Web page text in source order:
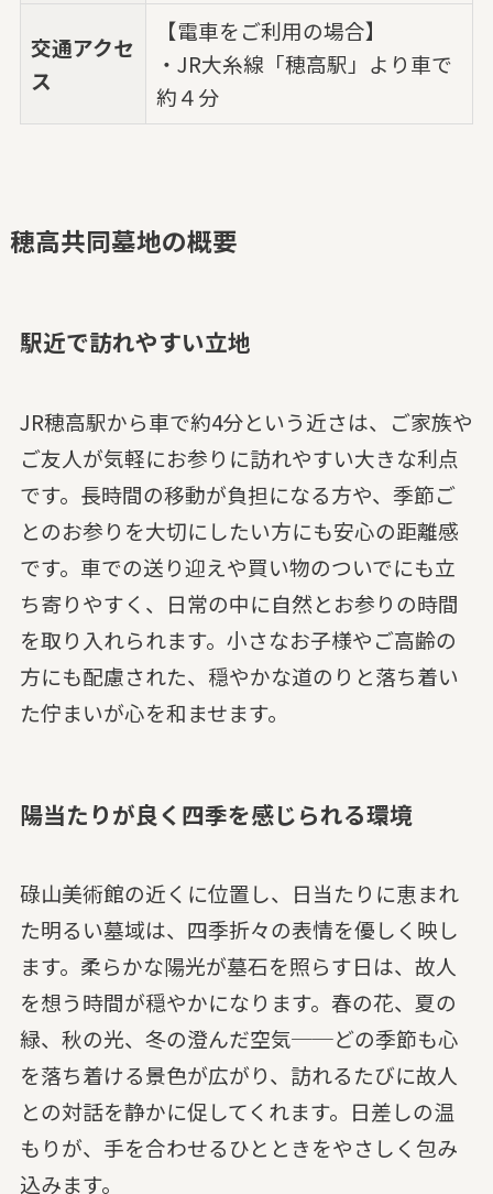
交通アクセ
ス
【電車をご利用の場合】
・JR大糸線「穂高駅」より車で
約４分
穂高共同墓地の概要
駅近で訪れやすい立地
JR穂高駅から車で約4分という近さは、ご家族や
ご友人が気軽にお参りに訪れやすい大きな利点
です。長時間の移動が負担になる方や、季節ご
とのお参りを大切にしたい方にも安心の距離感
です。車での送り迎えや買い物のついでにも立
ち寄りやすく、日常の中に自然とお参りの時間
を取り入れられます。小さなお子様やご高齢の
方にも配慮された、穏やかな道のりと落ち着い
た佇まいが心を和ませます。
陽当たりが良く四季を感じられる環境
碌山美術館の近くに位置し、日当たりに恵まれ
た明るい墓域は、四季折々の表情を優しく映し
ます。柔らかな陽光が墓石を照らす日は、故人
を想う時間が穏やかになります。春の花、夏の
緑、秋の光、冬の澄んだ空気──どの季節も心
を落ち着ける景色が広がり、訪れるたびに故人
との対話を静かに促してくれます。日差しの温
もりが、手を合わせるひとときをやさしく包み
込みます。